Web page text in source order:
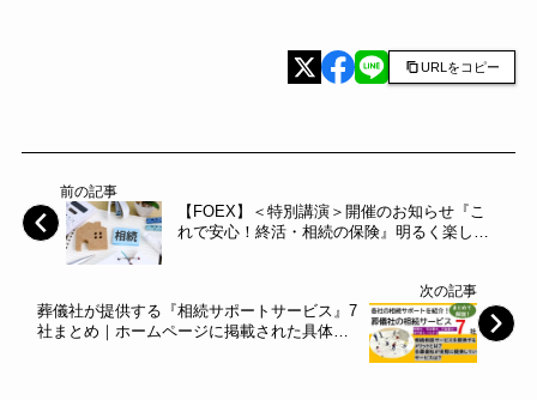
URLをコピー
前の記事
【FOEX】＜特別講演＞開催のお知らせ『こ
れで安心！終活・相続の保険』明るく楽しい
次の記事
葬儀社が提供する『相続サポートサービス』7
社まとめ｜ホームページに掲載された具体的